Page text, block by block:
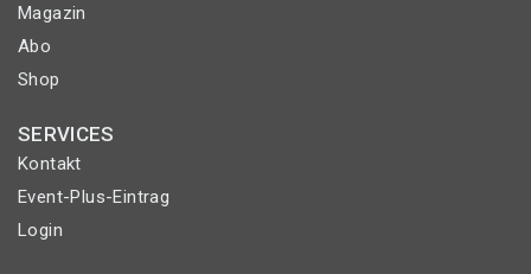
Magazin
Abo
Shop
SERVICES
Kontakt
Event-Plus-Eintrag
Login